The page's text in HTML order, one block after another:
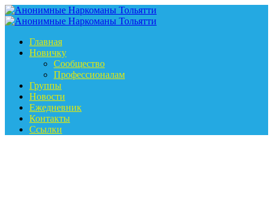
Главная
Новичку
Сообщество
Профессионалам
Группы
Новости
Ежедневник
Контакты
Ссылки